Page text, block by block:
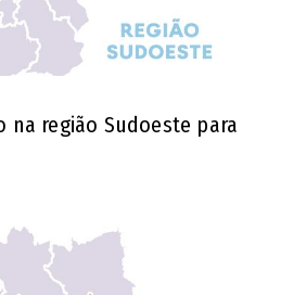
economia (Arte O Popular)
na região Sudoeste para